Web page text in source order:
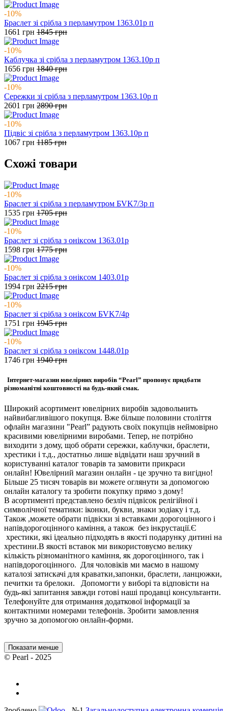
-10%
Браслет зі срібла з перламутром 1363.01р п
1661 грн 1845грн
-10%
Каблучка зі срібла з перламутром 1363.10р п
1656 грн 1840грн
-10%
Сережки зі срібла з перламутром 1363.10р п
2601 грн 2890грн
-10%
Підвіс зі срібла з перламутром 1363.10р п
1067 грн 1185грн
Схожі товари
-10%
Браслет зі срібла з перламутром БVK7/3р п
1535 грн 1705грн
-10%
Браслет зі срібла з оніксом 1363.01р
1598 грн 1775грн
-10%
Браслет зі срібла з оніксом 1403.01р
1994 грн 2215грн
-10%
Браслет зі срібла з оніксом БVK7/4р
1751 грн 1945грн
-10%
Браслет зі срібла з оніксом 1448.01р
1746 грн 1940грн
Інтернет-магазин ювелірних виробів “Pearl” пропонує придбати
різноманітні коштовності на будь-який смак.
Широкий асортимент ювелірних виробів задовольнить
найвибагливішого покупця. Вже більше половини століття
офлайн магазини "Pearl” радують своїх покупців неймовірно
красивими ювелірними виробами. Тепер, не потрібно
виходити з дому, щоб обрати сережки, каблучки, браслети,
хрестики і т.д., достатньо лише відвідати наш зручний в
користуванні каталог товарів та замовити прикраси
онлайн! Ювелірний магазин онлайн - це зручно та вигідно!
Більше 25 тисяч товарів ви можете оглянути за допомогою
онлайн каталогу та зробити покупку прямо з дому!
В асортименті представлено безліч підвісок релігійної і
символічної тематики: іконки, букви, знаки зодіаку і т.д.
Також ,можете обрати підвіски зі вставками дорогоцінного і
напівдорогоцінного каміння, а також без інкрустації.Є
хрестики, які ідеально підходять в якості подарунку дитині на
хрестини.В якості вставок ми використовуємо велику
кількість різноманітного каміння, як дорогоцінного, так і
напівдорогоцінного. Для чоловіків ми маємо в нашому
каталозі затискачі для краватки,запонки, браслети, ланцюжки,
печитки та брелоки. Допомогти у виборі та відповісти на
будь-які запитання завжди готові наші продавці консультанти.
Телефонуйте для отримання додаткової інформації за
контактними номерами телефонів. Зробити замовлення
зручно за допомогою онлайн-форми.
Показати менше
© Pearl - 2025